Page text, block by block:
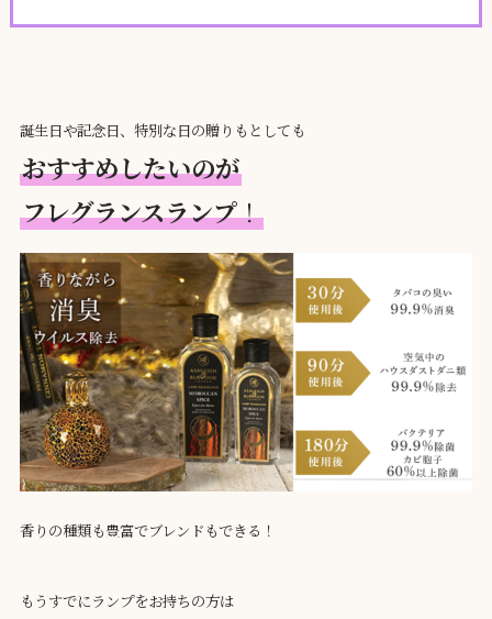
誕生日や記念日、特別な日の贈りもとしても
おすすめしたいのが
フレグランスランプ！
香りの種類も豊富でブレンドもできる！
もうすでにランプをお持ちの方は